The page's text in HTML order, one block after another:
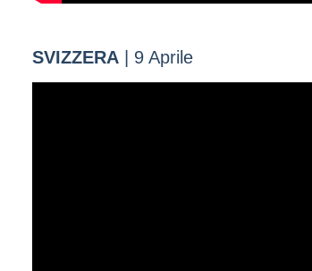
SVIZZERA | 9 Aprile